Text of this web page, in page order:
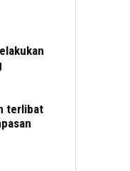
terlibat